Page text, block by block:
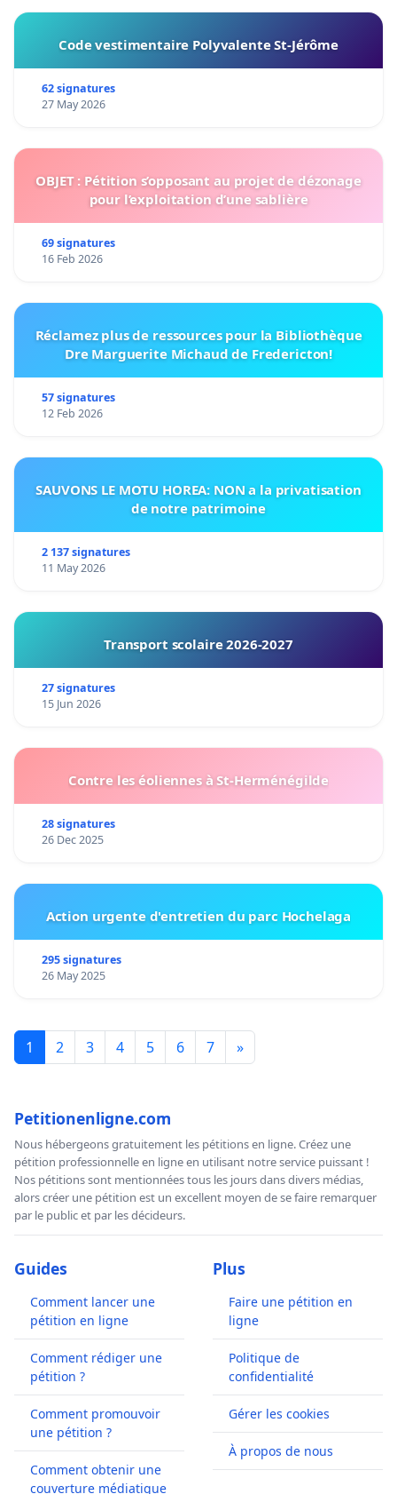
Code vestimentaire Polyvalente St-Jérôme
62 signatures
27 May 2026
OBJET : Pétition s’opposant au projet de dézonage
pour l’exploitation d’une sablière
69 signatures
16 Feb 2026
Réclamez plus de ressources pour la Bibliothèque
Dre Marguerite Michaud de Fredericton!
57 signatures
12 Feb 2026
SAUVONS LE MOTU HOREA: NON a la privatisation
de notre patrimoine
2 137 signatures
11 May 2026
Transport scolaire 2026-2027
27 signatures
15 Jun 2026
Contre les éoliennes à St-Herménégilde
28 signatures
26 Dec 2025
Action urgente d'entretien du parc Hochelaga
295 signatures
26 May 2025
1 2 3 4 5 6 7 »
Petitionenligne.com
Nous hébergeons gratuitement les pétitions en ligne. Créez une
pétition professionnelle en ligne en utilisant notre service puissant !
Nos pétitions sont mentionnées tous les jours dans divers médias,
alors créer une pétition est un excellent moyen de se faire remarquer
par le public et par les décideurs.
Guides
Comment lancer une
pétition en ligne
Comment rédiger une
pétition ?
Comment promouvoir
une pétition ?
Comment obtenir une
couverture médiatique
Plus
Faire une pétition en
ligne
Politique de
confidentialité
Gérer les cookies
À propos de nous